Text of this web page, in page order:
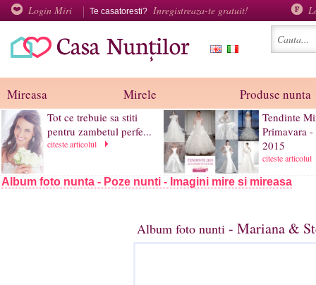
Login Miri Te casatoresti? Inregistreaza-te gratuit!
Mireasa Mirele Produse nunta
Tot ce trebuie sa stiti
pentru zambetul perfe...
citeste articolul
Tendinte
Primavara -
2015
citeste articolul
Album foto nunta - Poze nunti - Imagini mire si mireasa
Album foto nunti - Mariana &